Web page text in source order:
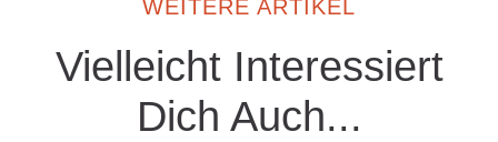
WEITERE ARTIKEL
Vielleicht Interessiert
Dich Auch...